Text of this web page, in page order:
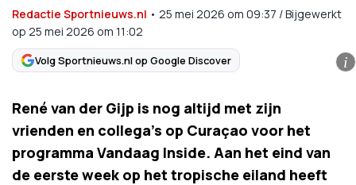
Redactie Sportnieuws.nl • 25 mei 2026 om 09:37 /Bijgewerkt
op 25 mei 2026 om 11:02
Volg Sportnieuws.nl op Google Discover i
René van der Gijp is nog altijd met zijn
vrienden en collega's op Curaçao voor het
programma Vandaag Inside. Aan het eind van
de eerste week op het tropische eiland heeft